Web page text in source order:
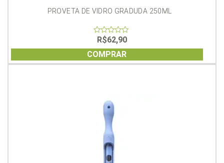
PROVETA DE VIDRO GRADUDA 250ML
out
of
5
R$62,90
COMPRAR